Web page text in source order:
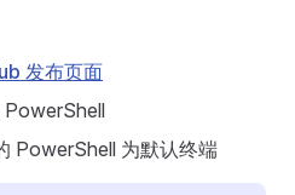
发布页面
PowerShell
PowerShell 为默认终端